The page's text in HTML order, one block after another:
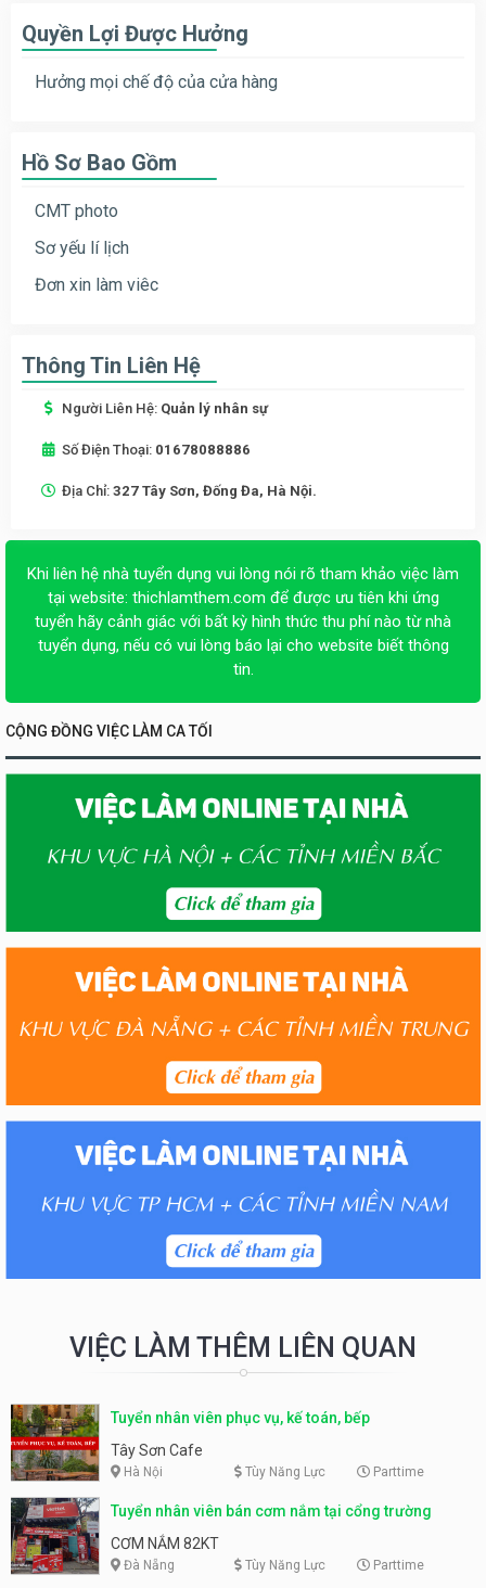
Quyền Lợi Được Hưởng
Hưởng mọi chế độ của cửa hàng
Hồ Sơ Bao Gồm
CMT photo
Sơ yếu lí lịch
Đơn xin làm viêc
Thông Tin Liên Hệ
Người Liên Hệ: Quản lý nhân sự
Số Điện Thoại: 01678088886
Địa Chỉ: 327 Tây Sơn, Đống Đa, Hà Nội.
Khi liên hệ nhà tuyển dụng vui lòng nói rõ tham khảo việc làm
tại website: thichlamthem.com để được ưu tiên khi ứng
tuyển hãy cảnh giác với bất kỳ hình thức thu phí nào từ nhà
tuyển dụng, nếu có vui lòng báo lại cho website biết thông
tin.
CỘNG ĐỒNG VIỆC LÀM CA TỐI
VIỆC LÀM THÊM LIÊN QUAN
Tuyển nhân viên phục vụ, kế toán, bếp
Tây Sơn Cafe
Hà Nội Tùy Năng Lực Parttime
Tuyển nhân viên bán cơm nắm tại cổng trường
CƠM NẮM 82KT
Đà Nẵng Tùy Năng Lực Parttime